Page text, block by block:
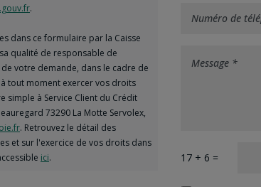
17 + 6 =
.
dans ce formulaire par la Caisse
qualité de responsable de
votre demande, dans le cadre de
tout moment exercer vos droits
simple à Service Client du Crédit
73290 La Motte Servolex,
. Retrouvez le détail des
et sur l'exercice de vos droits dans
ici.